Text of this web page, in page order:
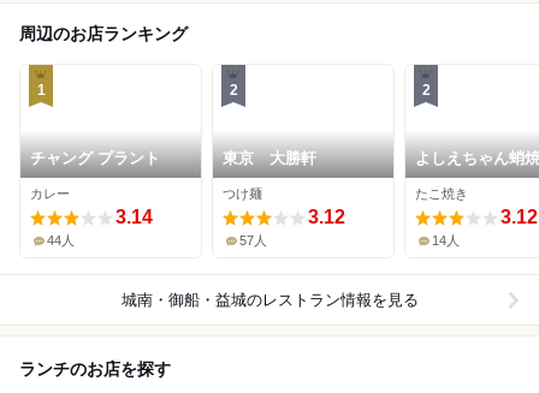
周辺のお店ランキング
1
チャング プラント
カレー
3.14
44人
2
東京 大勝軒
つけ麺
3.12
57人
2
よしえちゃん蛸焼
たこ焼き
3.12
14人
城南・御船・益城のレストラン情報を見る
ランチのお店を探す